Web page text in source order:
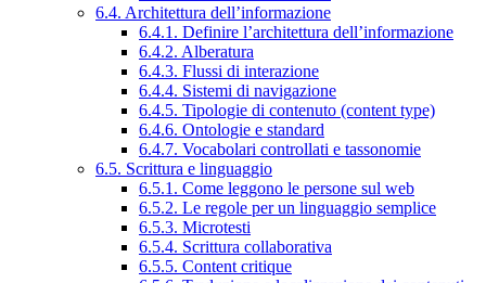
6.4. Architettura dell’informazione
6.4.1. Definire l’architettura dell’informazione
6.4.2. Alberatura
6.4.3. Flussi di interazione
6.4.4. Sistemi di navigazione
6.4.5. Tipologie di contenuto (content type)
6.4.6. Ontologie e standard
6.4.7. Vocabolari controllati e tassonomie
6.5. Scrittura e linguaggio
6.5.1. Come leggono le persone sul web
6.5.2. Le regole per un linguaggio semplice
6.5.3. Microtesti
6.5.4. Scrittura collaborativa
6.5.5. Content critique